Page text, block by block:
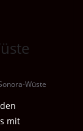
Wüste
mit